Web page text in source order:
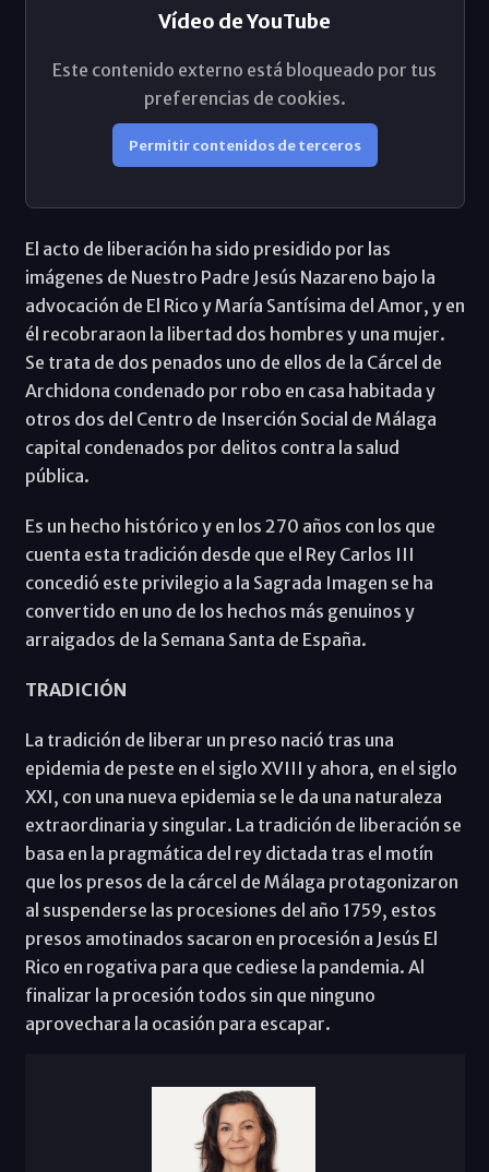
Vídeo de YouTube
Este contenido externo está bloqueado por tus
preferencias de cookies.
Permitir contenidos de terceros
El acto de liberación ha sido presidido por las
imágenes de Nuestro Padre Jesús Nazareno bajo la
advocación de El Rico y María Santísima del Amor, y en
él recobraraon la libertad dos hombres y una mujer.
Se trata de dos penados uno de ellos de la Cárcel de
Archidona condenado por robo en casa habitada y
otros dos del Centro de Inserción Social de Málaga
capital condenados por delitos contra la salud
pública.
Es un hecho histórico y en los 270 años con los que
cuenta esta tradición desde que el Rey Carlos III
concedió este privilegio a la Sagrada Imagen se ha
convertido en uno de los hechos más genuinos y
arraigados de la Semana Santa de España.
TRADICIÓN
La tradición de liberar un preso nació tras una
epidemia de peste en el siglo XVIII y ahora, en el siglo
XXI, con una nueva epidemia se le da una naturaleza
extraordinaria y singular. La tradición de liberación se
basa en la pragmática del rey dictada tras el motín
que los presos de la cárcel de Málaga protagonizaron
al suspenderse las procesiones del año 1759, estos
presos amotinados sacaron en procesión a Jesús El
Rico en rogativa para que cediese la pandemia. Al
finalizar la procesión todos sin que ninguno
aprovechara la ocasión para escapar.